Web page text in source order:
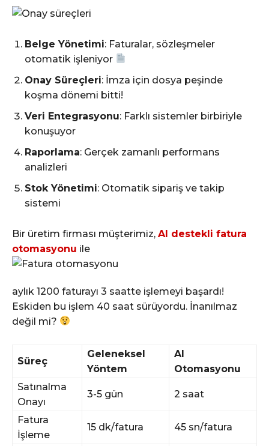
Belge Yönetimi: Faturalar, sözleşmeler
otomatik işleniyor
Onay Süreçleri: İmza için dosya peşinde
koşma dönemi bitti!
Veri Entegrasyonu: Farklı sistemler birbiriyle
konuşuyor
Raporlama: Gerçek zamanlı performans
analizleri
Stok Yönetimi: Otomatik sipariş ve takip
sistemi
Bir üretim firması müşterimiz, AI destekli fatura
otomasyonu ile
aylık 1200 faturayı 3 saatte işlemeyi başardı!
Eskiden bu işlem 40 saat sürüyordu. İnanılmaz
değil mi?
Süreç
Geleneksel
Yöntem
AI
Otomasyonu
Satınalma
Onayı
3-5 gün 2 saat
Fatura
İşleme
15 dk/fatura 45 sn/fatura